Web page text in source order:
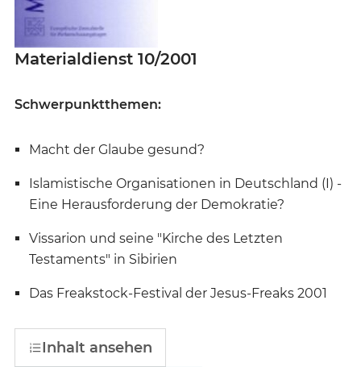
Materialdienst 10/2001
Schwerpunktthemen:
Macht der Glaube gesund?
Islamistische Organisationen in Deutschland (I) -
Eine Herausforderung der Demokratie?
Vissarion und seine "Kirche des Letzten
Testaments" in Sibirien
Das Freakstock-Festival der Jesus-Freaks 2001
Inhalt ansehen